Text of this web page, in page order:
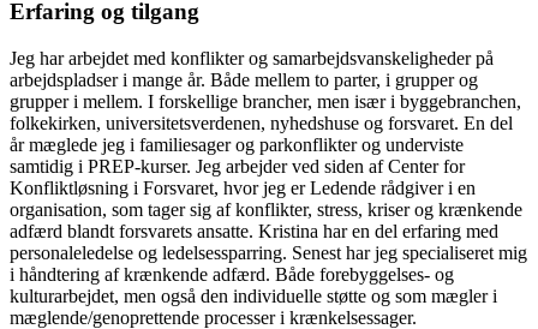
Erfaring og tilgang
Jeg har arbejdet med konflikter og samarbejdsvanskeligheder på
arbejdspladser i mange år. Både mellem to parter, i grupper og
grupper i mellem. I forskellige brancher, men især i byggebranchen,
folkekirken, universitetsverdenen, nyhedshuse og forsvaret. En del
år mæglede jeg i familiesager og parkonflikter og underviste
samtidig i PREP-kurser. Jeg arbejder ved siden af Center for
Konfliktløsning i Forsvaret, hvor jeg er Ledende rådgiver i en
organisation, som tager sig af konflikter, stress, kriser og krænkende
adfærd blandt forsvarets ansatte. Kristina har en del erfaring med
personaleledelse og ledelsessparring. Senest har jeg specialiseret mig
i håndtering af krænkende adfærd. Både forebyggelses- og
kulturarbejdet, men også den individuelle støtte og som mægler i
mæglende/genoprettende processer i krænkelsessager.